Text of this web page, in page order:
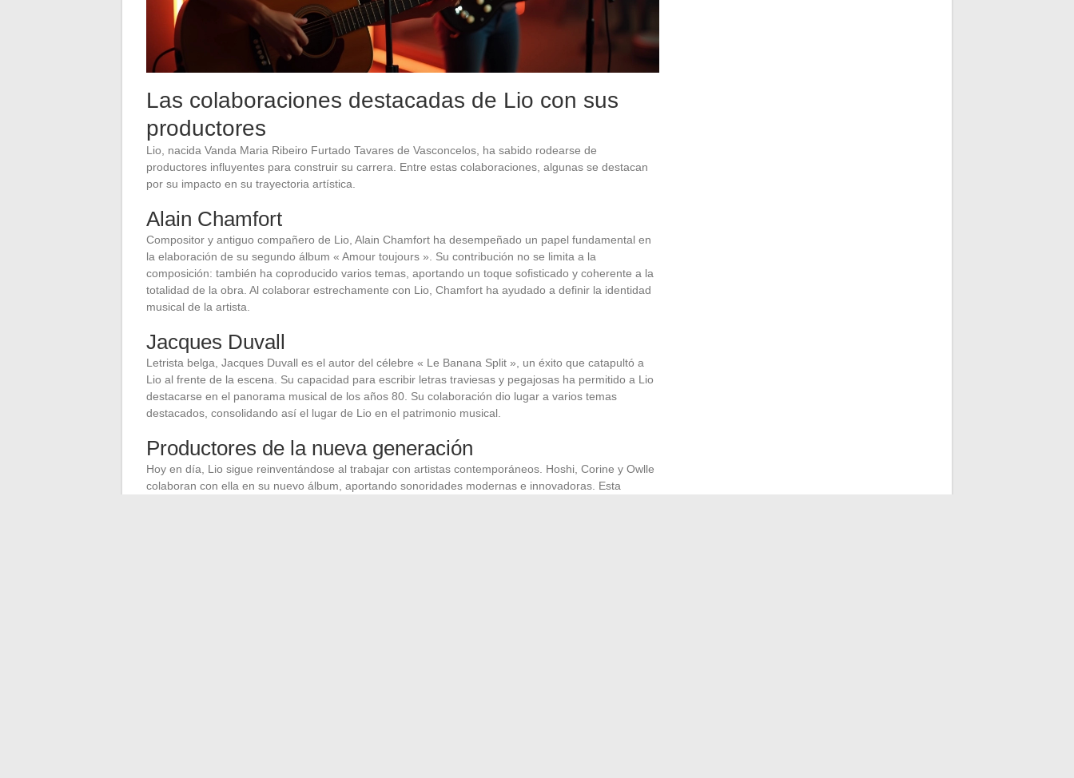
Las colaboraciones destacadas de Lio con sus
productores
Lio, nacida Vanda Maria Ribeiro Furtado Tavares de Vasconcelos, ha sabido rodearse de
productores influyentes para construir su carrera. Entre estas colaboraciones, algunas se destacan
por su impacto en su trayectoria artística.
Alain Chamfort
Compositor y antiguo compañero de Lio, Alain Chamfort ha desempeñado un papel fundamental en
la elaboración de su segundo álbum « Amour toujours ». Su contribución no se limita a la
composición: también ha coproducido varios temas, aportando un toque sofisticado y coherente a la
totalidad de la obra. Al colaborar estrechamente con Lio, Chamfort ha ayudado a definir la identidad
musical de la artista.
Jacques Duvall
Letrista belga, Jacques Duvall es el autor del célebre « Le Banana Split », un éxito que catapultó a
Lio al frente de la escena. Su capacidad para escribir letras traviesas y pegajosas ha permitido a Lio
destacarse en el panorama musical de los años 80. Su colaboración dio lugar a varios temas
destacados, consolidando así el lugar de Lio en el patrimonio musical.
Productores de la nueva generación
Hoy en día, Lio sigue reinventándose al trabajar con artistas contemporáneos. Hoshi, Corine y Owlle
colaboran con ella en su nuevo álbum, aportando sonoridades modernas e innovadoras. Esta